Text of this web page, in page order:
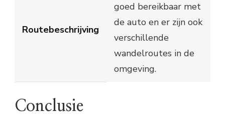
Routebeschrijving
goed bereikbaar met
de auto en er zijn ook
verschillende
wandelroutes in de
omgeving.
Conclusie